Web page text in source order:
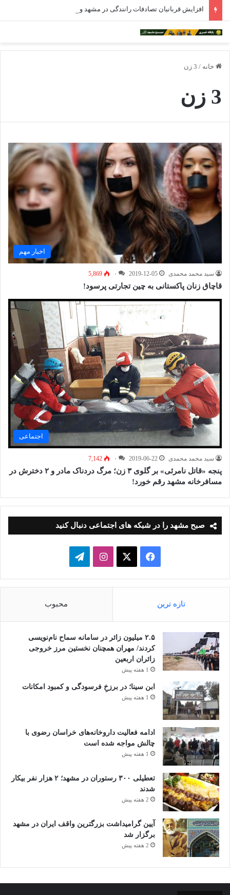
خانه / 3 زن
3 زن
اخبار مهم
سید محمد محمدی 2019-12-05 ۰ 5,869
قاچاق زنان پاکستانی به چین تجارتی پرسود!
اجتماعی
سید محمد محمدی 2019-06-22 ۰ 7,142
پنجه «قاتل نامرئی» بر گلوی ۳ زن؛ مرگ دردناک مادر و ۲ دخترش در
مسافرخانه مشهد رقم خورد!
صبح مشهد را در شبکه های اجتماعی دنبال کنید
فیسبوک ایکساینستاگرامتلگرام
تازه ترین محبوب
۲.۵ میلیون زائر در سامانه سماح نام‌نویسی
کردند/ مهران همچنان نخستین مرز خروجی
زائران اربعین
1 هفته پیش
ابن سینا؛ در برزخِ فرسودگی و کمبود امکانات
1 هفته پیش
ادامه فعالیت داروخانه‌های خراسان رضوی با
چالش مواجه شده است
1 هفته پیش
تعطیلی ۳۰۰ رستوران در مشهد؛ ۲ هزار نفر بیکار
شدند
2 هفته پیش
آیین گرامیداشت بزرگترین واقف ایران در مشهد
برگزار شد
2 هفته پیش